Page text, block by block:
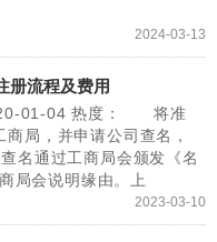
2024-03-13
册流程及费用
01-04 热度： 将准
局，并申请公司查名，
名通过工商局会颁发《名
局会说明缘由。上
2023-03-10